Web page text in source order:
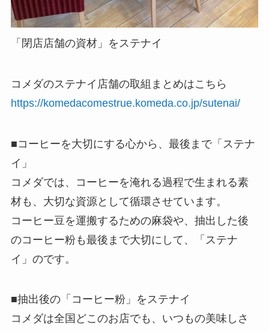
「閉店店舗の資材」をステナイ
コメダのステナイ店舗の取組まとめはこちら
https://komedacomestrue.komeda.co.jp/sutenai/
■コーヒーを大切にする心から、最後まで「ステナ
イ」
コメダでは、コーヒーを淹れる過程で生まれる素
材も、大切な資源として循環させています。
コーヒー豆を運搬するための麻袋や、抽出した後
のコーヒー粉も最後まで大切にして、「ステナ
イ」のです。
■抽出後の「コーヒー粉」をステナイ
コメダは全国どこのお店でも、いつもの美味しさ